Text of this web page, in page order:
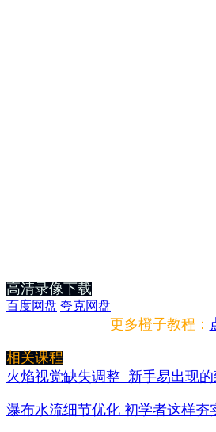
高清录像下载
百度网盘 夸克网盘
更多橙子教程：
相关课程
火焰视觉缺失调整 新手易出现
瀑布水流细节优化 初学者这样夯